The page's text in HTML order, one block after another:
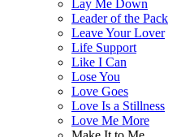
Lay Me Down
Leader of the Pack
Leave Your Lover
Life Support
Like I Can
Lose You
Love Goes
Love Is a Stillness
Love Me More